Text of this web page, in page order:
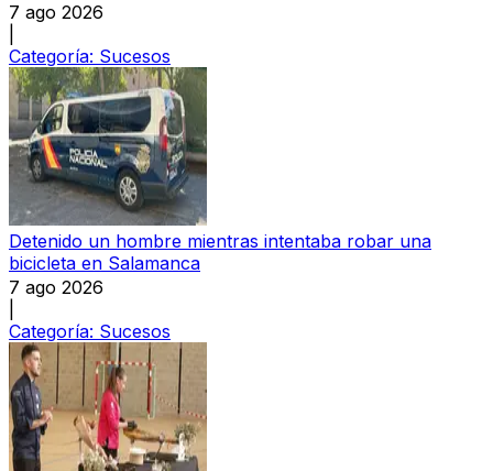
7 ago 2026
Categoría: Sucesos
Detenido un hombre mientras intentaba robar una
bicicleta en Salamanca
7 ago 2026
Categoría: Sucesos